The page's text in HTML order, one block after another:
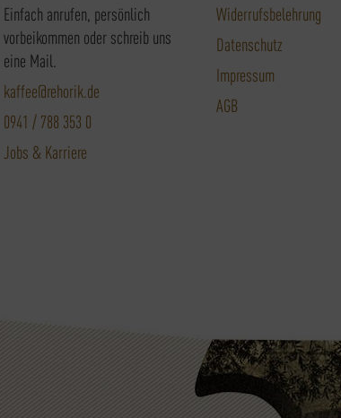
Einfach anrufen, persönlich
vorbeikommen oder schreib uns
eine Mail.
kaffee@rehorik.de
0941 / 788 353 0
Jobs & Karriere
Widerrufsbelehrung
Datenschutz
Impressum
AGB